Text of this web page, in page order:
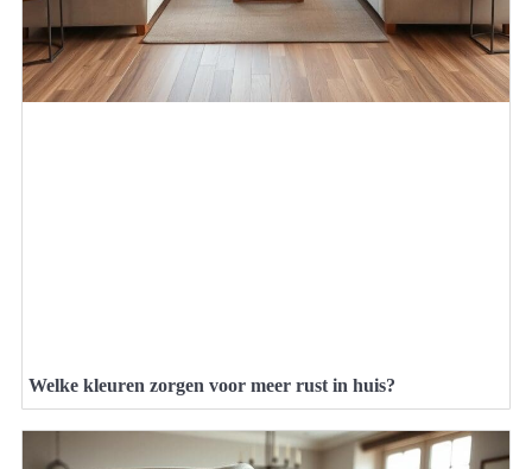
Welke kleuren zorgen voor meer rust in huis?